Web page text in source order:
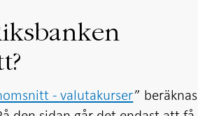
- valutakurser” beräknas